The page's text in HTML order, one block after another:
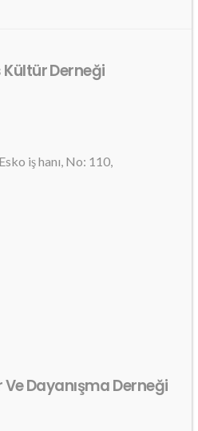
Kültür Derneği
iş hanı, No: 110,
Dayanışma Derneği